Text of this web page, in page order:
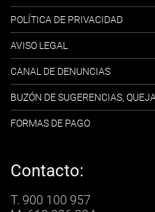
POLÍTICA DE PRIVACIDAD
AVISO LEGAL
CANAL DE DENUNCIAS
BUZÓN DE SUGERENCIAS,
FORMAS DE PAGO
Contacto:
T. 900 100 957